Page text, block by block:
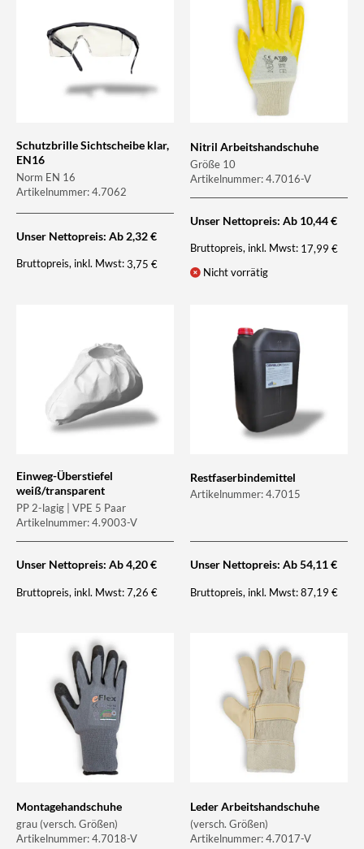
Schutzbrille Sichtscheibe klar,
EN16
Norm EN 16
Artikelnummer: 4.7062
Unser Nettopreis: Ab 2,32€
Bruttopreis, inkl. Mwst:3,75€
Nitril Arbeitshandschuhe
Größe 10
Artikelnummer: 4.7016-V
Unser Nettopreis: Ab 10,44€
Bruttopreis, inkl. Mwst: 17,99€
Nicht vorrätig
Einweg-Überstiefel
weiß/transparent
PP 2-lagig | VPE 5 Paar
Artikelnummer: 4.9003-V
Unser Nettopreis: Ab4,20€
Bruttopreis, inkl. Mwst:7,26€
Restfaserbindemittel
Artikelnummer: 4.7015
Unser Nettopreis: Ab54,11€
Bruttopreis, inkl. Mwst:87,19€
Montagehandschuhe
grau (versch. Größen)
Artikelnummer: 4.7018-V
Leder Arbeitshandschuhe
(versch. Größen)
Artikelnummer: 4.7017-V